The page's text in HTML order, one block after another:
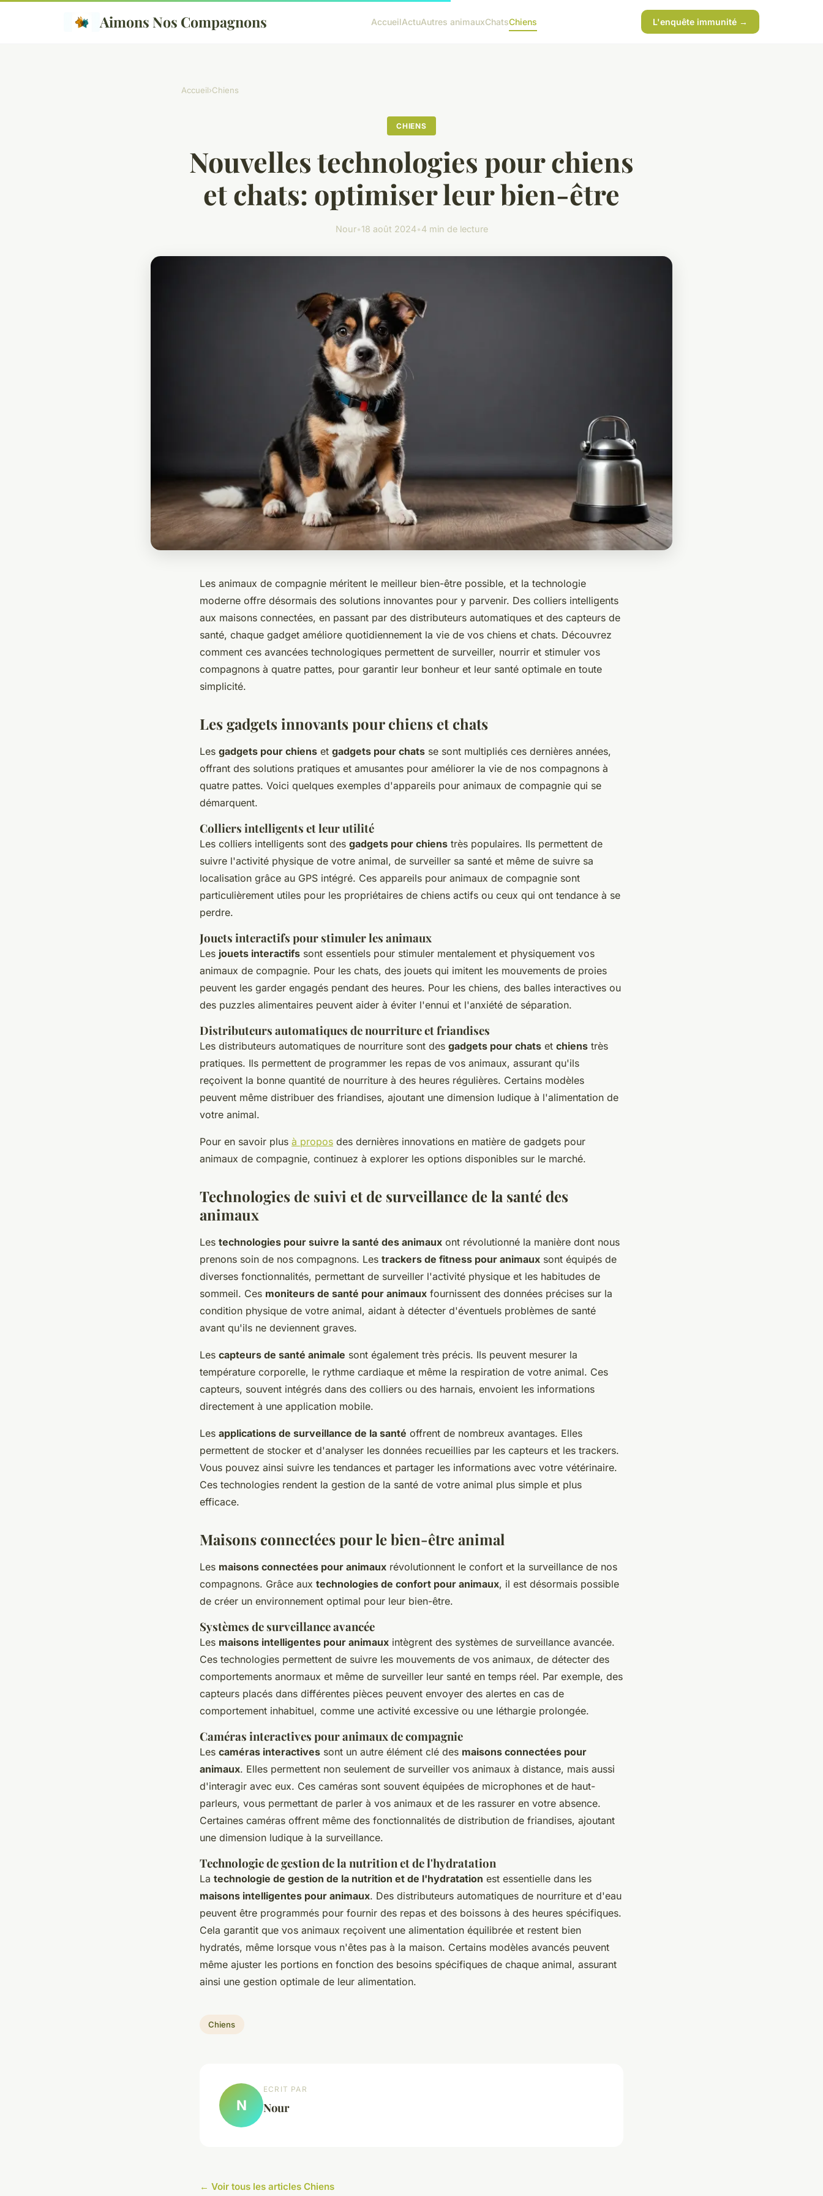
Aimons Nos Compagnons AccueilActuAutres animauxChatsChiens L'enquête immunité →
Accueil›Chiens
CHIENS
Nouvelles technologies pour chiens
et chats: optimiser leur bien-être
Nour•18 août 2024•4 min de lecture
Les animaux de compagnie méritent le meilleur bien-être possible, et la technologie
moderne offre désormais des solutions innovantes pour y parvenir. Des colliers intelligents
aux maisons connectées, en passant par des distributeurs automatiques et des capteurs de
santé, chaque gadget améliore quotidiennement la vie de vos chiens et chats. Découvrez
comment ces avancées technologiques permettent de surveiller, nourrir et stimuler vos
compagnons à quatre pattes, pour garantir leur bonheur et leur santé optimale en toute
simplicité.
Les gadgets innovants pour chiens et chats
Les gadgets pour chiens et gadgets pour chats se sont multipliés ces dernières années,
offrant des solutions pratiques et amusantes pour améliorer la vie de nos compagnons à
quatre pattes. Voici quelques exemples d'appareils pour animaux de compagnie qui se
démarquent.
Colliers intelligents et leur utilité
Les colliers intelligents sont des gadgets pour chiens très populaires. Ils permettent de
suivre l'activité physique de votre animal, de surveiller sa santé et même de suivre sa
localisation grâce au GPS intégré. Ces appareils pour animaux de compagnie sont
particulièrement utiles pour les propriétaires de chiens actifs ou ceux qui ont tendance à se
perdre.
Jouets interactifs pour stimuler les animaux
Les jouets interactifs sont essentiels pour stimuler mentalement et physiquement vos
animaux de compagnie. Pour les chats, des jouets qui imitent les mouvements de proies
peuvent les garder engagés pendant des heures. Pour les chiens, des balles interactives ou
des puzzles alimentaires peuvent aider à éviter l'ennui et l'anxiété de séparation.
Distributeurs automatiques de nourriture et friandises
Les distributeurs automatiques de nourriture sont des gadgets pour chats et chiens très
pratiques. Ils permettent de programmer les repas de vos animaux, assurant qu'ils
reçoivent la bonne quantité de nourriture à des heures régulières. Certains modèles
peuvent même distribuer des friandises, ajoutant une dimension ludique à l'alimentation de
votre animal.
Pour en savoir plus à propos des dernières innovations en matière de gadgets pour
animaux de compagnie, continuez à explorer les options disponibles sur le marché.
Technologies de suivi et de surveillance de la santé des
animaux
Les technologies pour suivre la santé des animaux ont révolutionné la manière dont nous
prenons soin de nos compagnons. Les trackers de fitness pour animaux sont équipés de
diverses fonctionnalités, permettant de surveiller l'activité physique et les habitudes de
sommeil. Ces moniteurs de santé pour animaux fournissent des données précises sur la
condition physique de votre animal, aidant à détecter d'éventuels problèmes de santé
avant qu'ils ne deviennent graves.
Les capteurs de santé animale sont également très précis. Ils peuvent mesurer la
température corporelle, le rythme cardiaque et même la respiration de votre animal. Ces
capteurs, souvent intégrés dans des colliers ou des harnais, envoient les informations
directement à une application mobile.
Les applications de surveillance de la santé offrent de nombreux avantages. Elles
permettent de stocker et d'analyser les données recueillies par les capteurs et les trackers.
Vous pouvez ainsi suivre les tendances et partager les informations avec votre vétérinaire.
Ces technologies rendent la gestion de la santé de votre animal plus simple et plus
efficace.
Maisons connectées pour le bien-être animal
Les maisons connectées pour animaux révolutionnent le confort et la surveillance de nos
compagnons. Grâce aux technologies de confort pour animaux, il est désormais possible
de créer un environnement optimal pour leur bien-être.
Systèmes de surveillance avancée
Les maisons intelligentes pour animaux intègrent des systèmes de surveillance avancée.
Ces technologies permettent de suivre les mouvements de vos animaux, de détecter des
comportements anormaux et même de surveiller leur santé en temps réel. Par exemple, des
capteurs placés dans différentes pièces peuvent envoyer des alertes en cas de
comportement inhabituel, comme une activité excessive ou une léthargie prolongée.
Caméras interactives pour animaux de compagnie
Les caméras interactives sont un autre élément clé des maisons connectées pour
animaux. Elles permettent non seulement de surveiller vos animaux à distance, mais aussi
d'interagir avec eux. Ces caméras sont souvent équipées de microphones et de haut-
parleurs, vous permettant de parler à vos animaux et de les rassurer en votre absence.
Certaines caméras offrent même des fonctionnalités de distribution de friandises, ajoutant
une dimension ludique à la surveillance.
Technologie de gestion de la nutrition et de l'hydratation
La technologie de gestion de la nutrition et de l'hydratation est essentielle dans les
maisons intelligentes pour animaux. Des distributeurs automatiques de nourriture et d'eau
peuvent être programmés pour fournir des repas et des boissons à des heures spécifiques.
Cela garantit que vos animaux reçoivent une alimentation équilibrée et restent bien
hydratés, même lorsque vous n'êtes pas à la maison. Certains modèles avancés peuvent
même ajuster les portions en fonction des besoins spécifiques de chaque animal, assurant
ainsi une gestion optimale de leur alimentation.
Chiens
N
ECRIT PAR
Nour
← Voir tous les articles Chiens